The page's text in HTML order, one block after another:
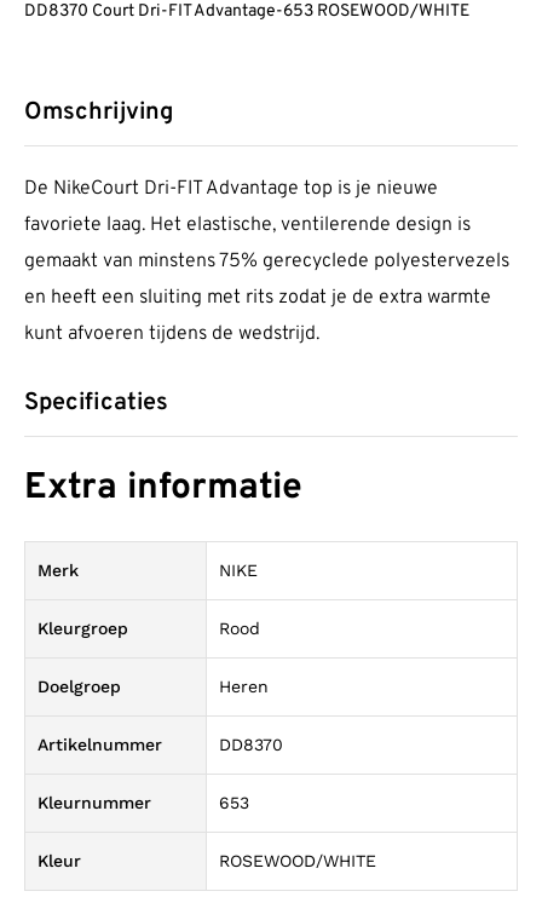
DD8370 Court Dri-FIT Advantage-653 ROSEWOOD/WHITE
Omschrijving
De NikeCourt Dri-FIT Advantage top is je nieuwe
favoriete laag. Het elastische, ventilerende design is
gemaakt van minstens 75% gerecyclede polyestervezels
en heeft een sluiting met rits zodat je de extra warmte
kunt afvoeren tijdens de wedstrijd.
Specificaties
Extra informatie
Merk NIKE
Kleurgroep Rood
Doelgroep Heren
Artikelnummer DD8370
Kleurnummer 653
Kleur ROSEWOOD/WHITE